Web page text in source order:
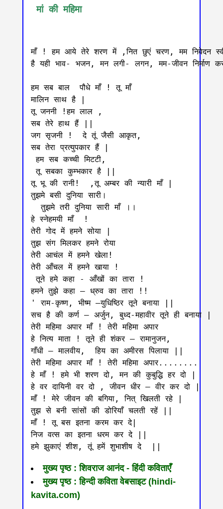
मां की महिमा
माँ ! हम आये तेरे शरण में ,नित छुएं चरण, मम निवेदन
है यही भाव- भजन, मन लगी- लगन, मम-जीवन निर्माण
हम सब बाल  पौधे माँ ! तू माँ
मालिन साथ है |
तू जननी !हम लाल ,
सब तेरे हाथ हैं ||
जग सृजनी !  दे तूं जैसी आकृत,
सब तेरा प्रत्युपकार हैं |
हम सब कच्ची मिटटी,
तू सबका कुम्भकार है ||
तू भू की रानी!  ,तू अम्बर की न्यारी माँ |
तुझमे बसी दुनिया सारी।
  तुझमे तरी दुनिया सारी माँ ।।
हे स्नेहमयी माँ  !
तेरी गोद में हमने सोया |
तुझ संग मिलकर हमने रोया
तेरी आचंल में हमने खेला!
तेरी आँचल में हमने खाया !
तूने हमे कहा - आँखों का तारा !
हमने तुझे कहा – ध्रुव का तारा !!
' राम-कृष्ण, भीष्म –युधिष्ठिर तूने बनाया ||
सच है की कर्ण – अर्जुन, बुध्द-महावीर तूने ही बनाया |
तेरी महिमा अपार माँ ! तेरी महिमा अपार
हे नित्य माता ! तूने ही शंकर – रामानुजन,
गाँधी – मालवीय,  हिय का अमीरस पिलाया ||
तेरी महिमा अपार माँ ! तेरी महिमा अपार........
हे माँ ! हमे भी शरण दो, मन की कुबुद्धि हर दो |
हे वर दायिनी वर दो , जीवन धीर – वीर कर दो |
माँ ! मेरे जीवन की बगिया, नित् खिलती रहे |
तुझ से बनी सांसों की डोरियाँ चलती रहें ||
माँ ! तू बस इतना करम कर दे|
निज वत्स का इतना धरम कर दे ||
मुख्य पृष्ठ : शिवराज आनंद - हिंदी कविताएँ
मुख्य पृष्ठ : हिन्दी कविता वेबसाइट (hindi-
kavita.com)